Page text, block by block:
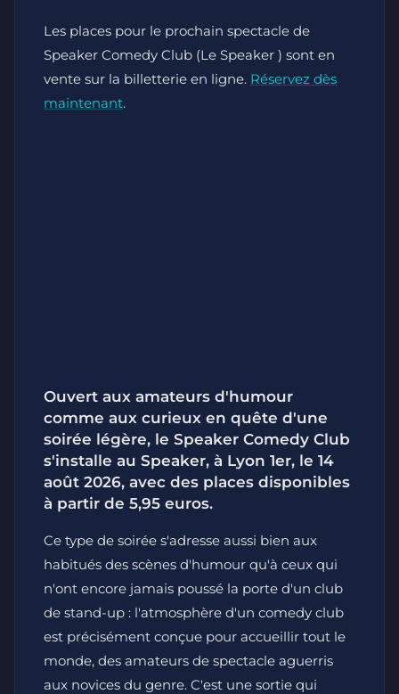
Les places pour le prochain spectacle de
Speaker Comedy Club (Le Speaker ) sont en
vente sur la billetterie en ligne. Réservez dès
maintenant.
Ouvert aux amateurs d'humour
comme aux curieux en quête d'une
soirée légère, le Speaker Comedy Club
s'installe au Speaker, à Lyon 1er, le 14
août 2026, avec des places disponibles
à partir de 5,95 euros.
Ce type de soirée s'adresse aussi bien aux
habitués des scènes d'humour qu'à ceux qui
n'ont encore jamais poussé la porte d'un club
de stand-up : l'atmosphère d'un comedy club
est précisément conçue pour accueillir tout le
monde, des amateurs de spectacle aguerris
aux novices du genre. C'est une sortie qui